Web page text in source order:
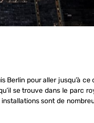
pour aller jusqu’à
se trouve dans le parc
installations sont de